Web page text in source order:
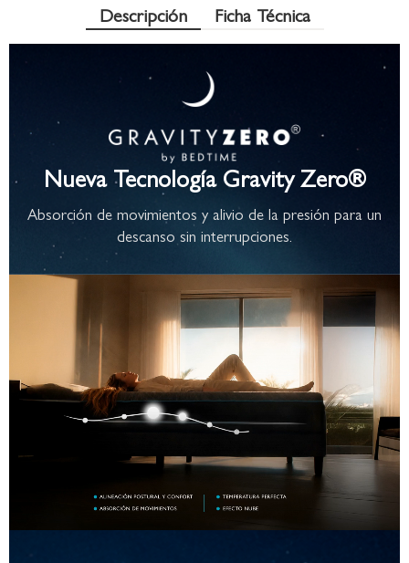
Descripción
Nueva Tecnología Gravity Zero®
Absorción de movimientos y alivio de la presión para un
descanso sin interrupciones.
Ficha Técnica